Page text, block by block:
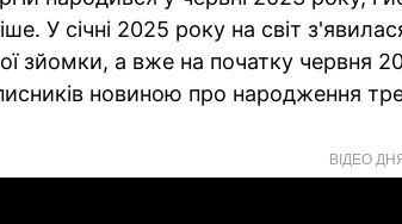
У січні 2025 року на світ
зйомки, а вже на початку червня
новиною про народження
ВІДЕО